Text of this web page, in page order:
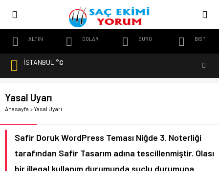
ALTIN DOLAR EURO BIST
İSTANBUL °C
Yasal Uyarı
Anasayfa »Yasal Uyarı
Safir Doruk WordPress Teması Niğde 3. Noterliği
tarafından Safir Tasarım adına tescillenmiştir. Olası
bir illegal kullanım durumunda suçlu durumuna